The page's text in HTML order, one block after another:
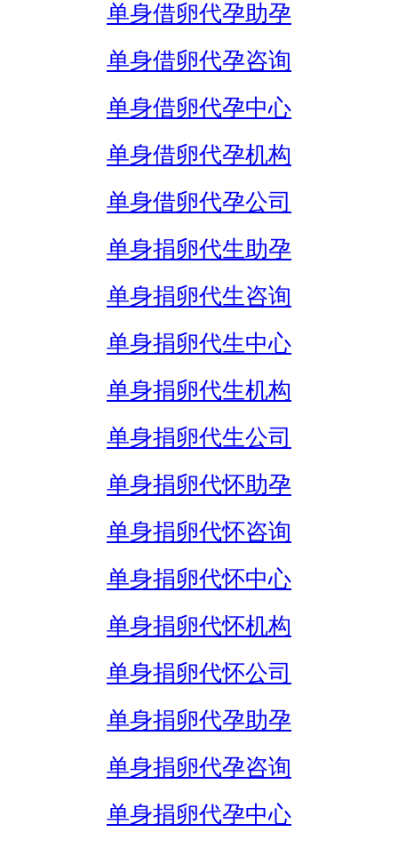
单身借卵代孕助孕
单身借卵代孕咨询
单身借卵代孕中心
单身借卵代孕机构
单身借卵代孕公司
单身捐卵代生助孕
单身捐卵代生咨询
单身捐卵代生中心
单身捐卵代生机构
单身捐卵代生公司
单身捐卵代怀助孕
单身捐卵代怀咨询
单身捐卵代怀中心
单身捐卵代怀机构
单身捐卵代怀公司
单身捐卵代孕助孕
单身捐卵代孕咨询
单身捐卵代孕中心